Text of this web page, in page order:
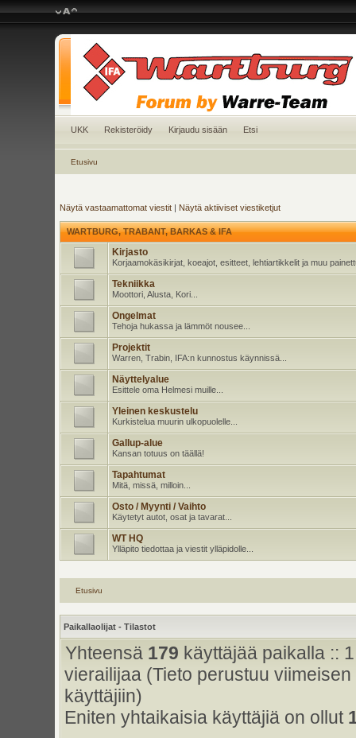
UKK Rekisteröidy Kirjaudu sisään Etsi
Etusivu
Näytä vastaamattomat viestit| Näytä aktiiviset viestiketjut
WARTBURG, TRABANT, BARKAS & IFA
Kirjasto
Korjaamokäsikirjat, koeajot, esitteet, lehtiartikkelit ja muu
Tekniikka
Moottori, Alusta, Kori...
Ongelmat
Tehoja hukassa ja lämmöt nousee...
Projektit
Warren, Trabin, IFA:n kunnostus käynnissä...
Näyttelyalue
Esittele oma Helmesi muille...
Yleinen keskustelu
Kurkistelua muurin ulkopuolelle...
Gallup-alue
Kansan totuus on täällä!
Tapahtumat
Mitä, missä, milloin...
Osto / Myynti / Vaihto
Käytetyt autot, osat ja tavarat...
WT HQ
Ylläpito tiedottaa ja viestit ylläpidolle...
Etusivu
Paikallaolijat - Tilastot
Yhteensä 179 käyttäjää paikalla ::
vierailijaa (Tieto perustuu
käyttäjiin)
Eniten yhtaikaisia käyttäjiä on ollut